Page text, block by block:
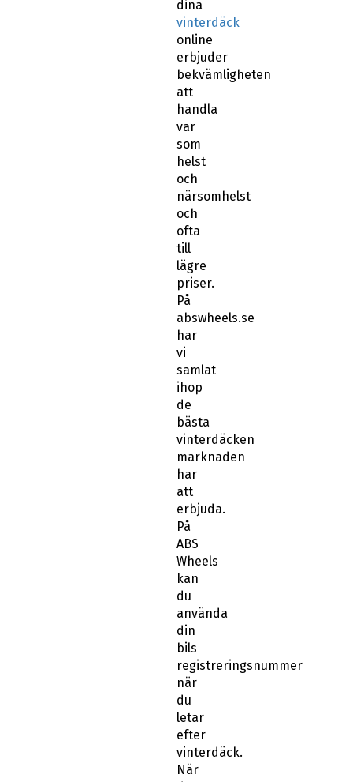
bekvämligheten
att
handla
var
som
helst
och
närsomhelst
och
ofta
till
lägre
priser.
På
abswheels.se
har
vi
samlat
ihop
de
bästa
vinterdäcken
marknaden
har
att
erbjuda.
På
ABS
Wheels
kan
du
använda
din
bils
registreringsnummer
när
du
letar
efter
vinterdäck.
När
du
har
skrivit
in